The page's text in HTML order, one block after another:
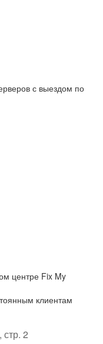
с выездом по
центре Fix My
клиентам
2